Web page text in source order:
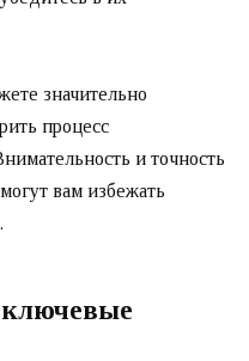
значительно
процесс
и точность
вам избежать
ключевые